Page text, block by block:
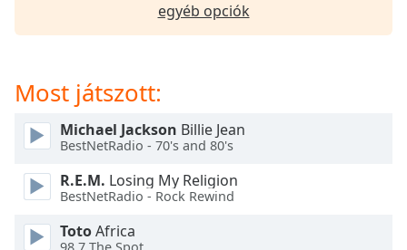
off,
Audio
Track
Picture-
Fullscreen
egyéb opciók
Most játszott:
Michael Jackson Billie Jean
BestNetRadio - 70's and 80's
R.E.M. Losing My Religion
BestNetRadio - Rock Rewind
TotoAfrica